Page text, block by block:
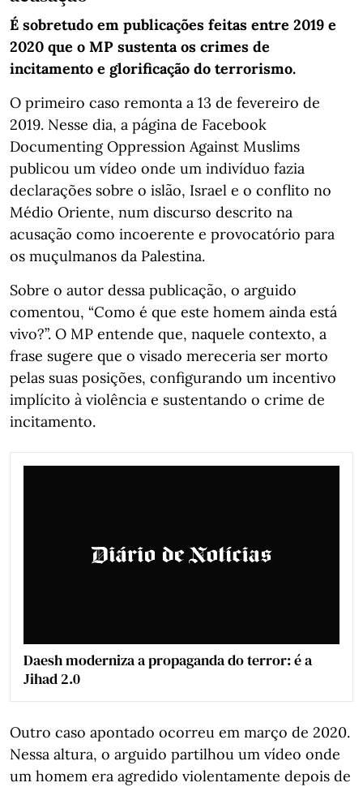
É sobretudo em publicações feitas entre 2019 e
2020 que o MP sustenta os crimes de
incitamento e glorificação do terrorismo.
O primeiro caso remonta a 13 de fevereiro de
2019. Nesse dia, a página de Facebook
Documenting Oppression Against Muslims
publicou um vídeo onde um indivíduo fazia
declarações sobre o islão, Israel e o conflito no
Médio Oriente, num discurso descrito na
acusação como incoerente e provocatório para
os muçulmanos da Palestina.
Sobre o autor dessa publicação, o arguido
comentou, “Como é que este homem ainda está
vivo?”. O MP entende que, naquele contexto, a
frase sugere que o visado mereceria ser morto
pelas suas posições, configurando um incentivo
implícito à violência e sustentando o crime de
incitamento.
Daesh moderniza a propaganda do terror: é a
Jihad 2.0
Outro caso apontado ocorreu em março de 2020.
Nessa altura, o arguido partilhou um vídeo onde
um homem era agredido violentamente depois de